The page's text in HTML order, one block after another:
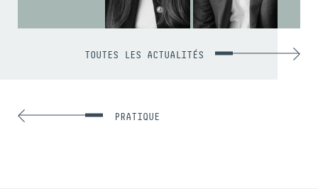
TOUTES LES ACTUALITÉS
PRATIQUE